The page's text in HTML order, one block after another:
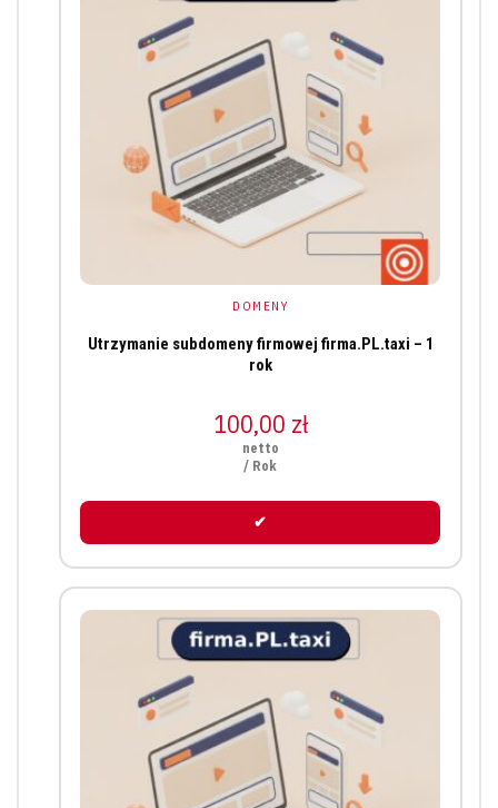
DOMENY
Utrzymanie subdomeny firmowej firma.PL.taxi – 1
rok
100,00 zł
netto
/ Rok
✔